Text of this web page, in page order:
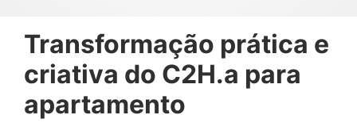
Transformação prática e
criativa do C2H.a para
apartamento